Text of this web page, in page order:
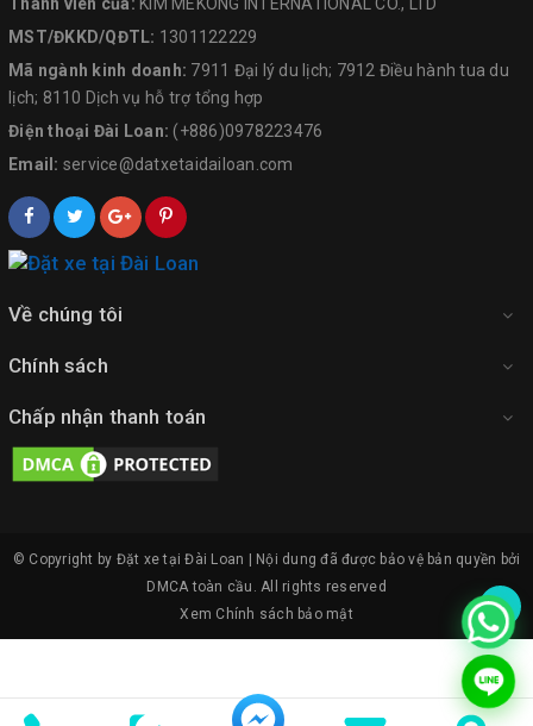
MST/ĐKKD/QĐTL: 1301122229
Mã ngành kinh doanh: 7911 Đại lý du lịch; 7912 Điều hành tua du
lịch; 8110 Dịch vụ hỗ trợ tổng hợp
Điện thoại Đài Loan: (+886)0978223476
Email: service@datxetaidailoan.com
Về chúng tôi
Chính sách
Chấp nhận thanh toán
© Copyright by Đặt xe tại Đài Loan | Nội dung đã được bảo vệ bản quyền bởi
DMCA toàn cầu. All rights reserved
Xem Chính sách bảo mật